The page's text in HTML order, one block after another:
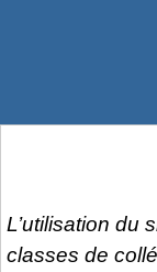
L’utilisation du
classes de